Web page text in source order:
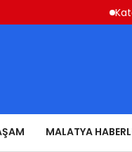
Katar
MALATYA